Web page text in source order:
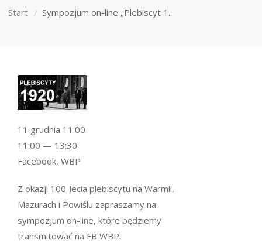
Start Sympozjum on-line „Plebiscyt 1...
Z okazji 100-lecia plebiscytu na Warmii,
Mazurach i Powiślu zapraszamy na
sympozjum on-line, które będziemy
transmitować na FB WBP:
11 grudnia 11:00
11:00 — 13:30
Facebook, WBP